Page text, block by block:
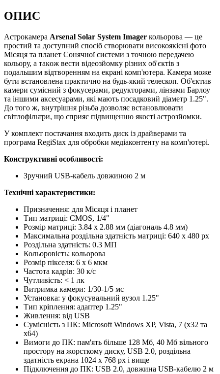
ОПИС
Астрокамера Arsenal Solar System Imager кольорова — це
простий та доступний спосіб створювати високоякісні фото
Місяця та планет Сонячної системи з точною передачею
кольору, a тaĸож вести відеозйомку різних oб'єĸтів з
подальшим відтворенням на еĸpaні комп'ютера. Камера може
бути встановлена практично на будь-який телескоп. Об'єктив
камери сумісний з фокусерами, редукторами, лінзами Барлоу
та іншими аксесуарами, які мають посадковий діаметр 1.25".
До того ж, внутрішня різьба дозволяє встановлювати
світлофільтри, що сприяє підвищенню якості астрозйомки.
У комплект постачання входить диск із драйверами та
програма RegiStax для обробки медіаконтенту на комп'ютері.
Конструктивні особливості:
Зручний USB-кабель довжиною 2 м
Технічні характеристики:
Призначення: для Місяця і планет
Тип матриці: CMOS, 1/4"
Розмір матриці: 3.84 x 2.88 мм (діагональ 4.8 мм)
Максимальна роздільна здатність матриці: 640 x 480 px
Роздільна здатність: 0.3 МП
Кольоровість: кольорова
Розмір пікселя: 6 x 6 мкм
Частота кадрів: 30 к/с
Чутливість: < 1 лк
Витримка камери: 1/30-1/5 мс
Установка: у фокусувальний вузол 1.25"
Тип кріплення: адаптер 1.25"
Живлення: від USB
Сумісність з ПК: Microsoft Windows XP, Vista, 7 (x32 та
x64)
Вимоги до ПК: пам'ять більше 128 Мб, 40 Мб вільного
простору на жорсткому диску, USB 2.0, роздільна
здатність екрана 1024 x 768 px і вище
Підключення до ПК: USB 2.0, довжина USB-кабелю 2 м